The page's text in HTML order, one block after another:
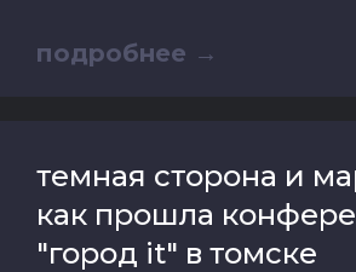
подробнее
темная сторона и
как прошла
"город it" в томске